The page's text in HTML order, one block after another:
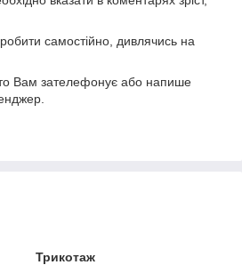
самостійно, дивлячись на
Вам зателефонує або напише
Трикотаж